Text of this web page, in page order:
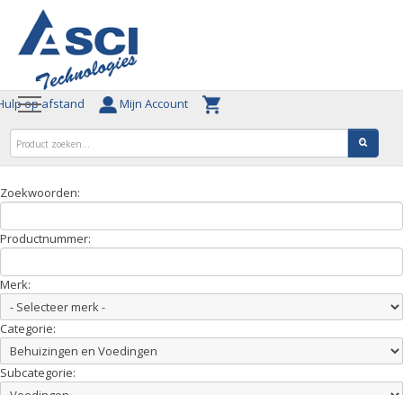
op afstand Mijn Account
Zoekwoorden:
Productnummer:
Merk:
Categorie:
Subcategorie: